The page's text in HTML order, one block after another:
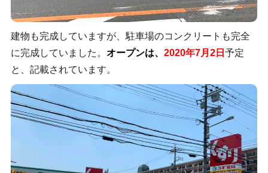
建物も完成していますが、駐車場のコンクリートも完全
に完成していました。 オープンは、 2020年7月2日 予定
と、記載されています。